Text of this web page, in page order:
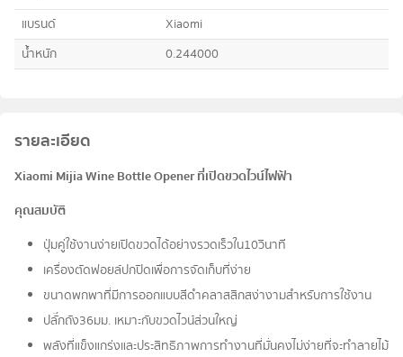
แบรนด์
Xiaomi
น้ำหนัก
0.244000
รายละเอียด
Xiaomi Mijia Wine Bottle Opener ที่เปิดขวดไวน์ไฟฟ้า
คุณสมบัติ
ปุ่มคู่ใช้งานง่ายเปิดขวดได้อย่างรวดเร็วใน10วินาที
เครื่องตัดฟอยล์ปกปิดเพื่อการจัดเก็บที่ง่าย
ขนาดพกพาที่มีการออกแบบสีดำคลาสสิกสง่างามสำหรับการใช้งาน
ปลั๊กถัง36มม. เหมาะกับขวดไวน์ส่วนใหญ่
พลังที่แข็งแกร่งและประสิทธิภาพการทำงานที่มั่นคงไม่ง่ายที่จะทำลายไม้